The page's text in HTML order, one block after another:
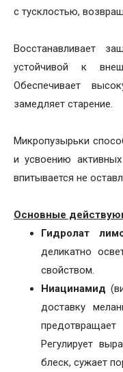
с тусклостью,
Восстанавливает
устойчивой к
Обеспечивает
замедляет старение.
Микропузырьки
и усвоению
впитывается не
Основные
Гидролат
деликатно
свойством.
Ниацинамид
доставку
Регулирует
блеск, сужает